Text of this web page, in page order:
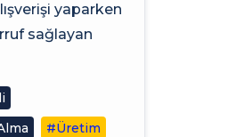
yaparken
sağlayan
#Üretim